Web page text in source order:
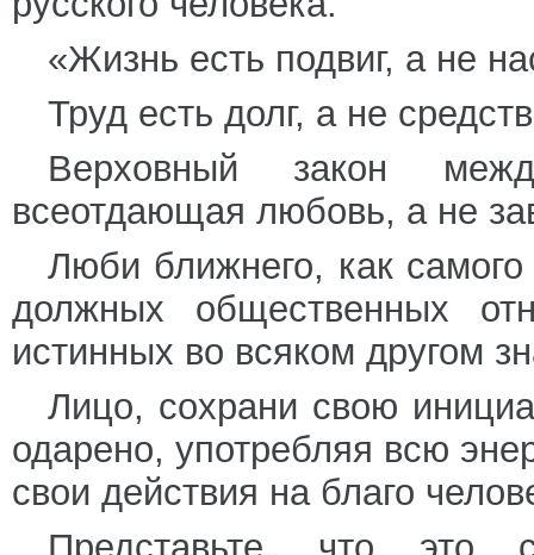
«Жизнь есть подвиг, а не
Труд есть долг, а не
Верховный закон
всеотдающая любовь, а не
Люби ближнего, как
должных общественных
истинных во всяком другом
Лицо, сохрани свою
одарено, употребляя всю
свои действия на благо